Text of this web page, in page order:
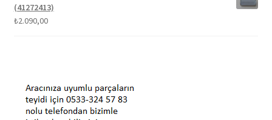
(41272413)
₺2.090,00